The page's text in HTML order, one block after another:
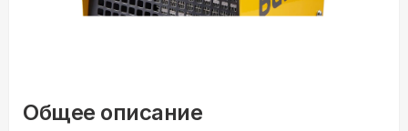
Общее описание